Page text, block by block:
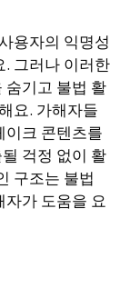
용자의 익명성
. 그러나 이러한
숨기고 불법 활
요. 가해자들
이크 콘텐츠를
걱정 없이 활
구조는 불법
자가 도움을 요